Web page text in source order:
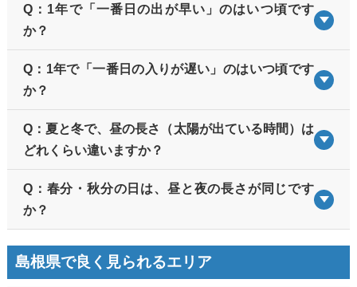
Q：1年で「一番日の出が早い」のはいつ頃です
か？
Q：1年で「一番日の入りが遅い」のはいつ頃です
か？
Q：夏と冬で、昼の長さ（太陽が出ている時間）は
どれくらい違いますか？
Q：春分・秋分の日は、昼と夜の長さが同じです
か？
島根県で良く見られるエリア